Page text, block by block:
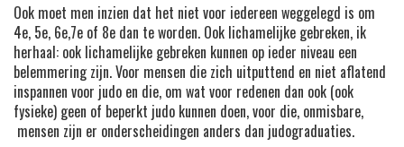
Ook moet men inzien dat het niet voor iedereen weggelegd is om
4e, 5e, 6e,7e of 8e dan te worden. Ook lichamelijke gebreken, ik
herhaal: ook lichamelijke gebreken kunnen op ieder niveau een
belemmering zijn. Voor mensen die zich uitputtend en niet aflatend
inspannen voor judo en die, om wat voor redenen dan ook (ook
fysieke) geen of beperkt judo kunnen doen, voor die, onmisbare,
mensen zijn er onderscheidingen anders dan judograduaties.